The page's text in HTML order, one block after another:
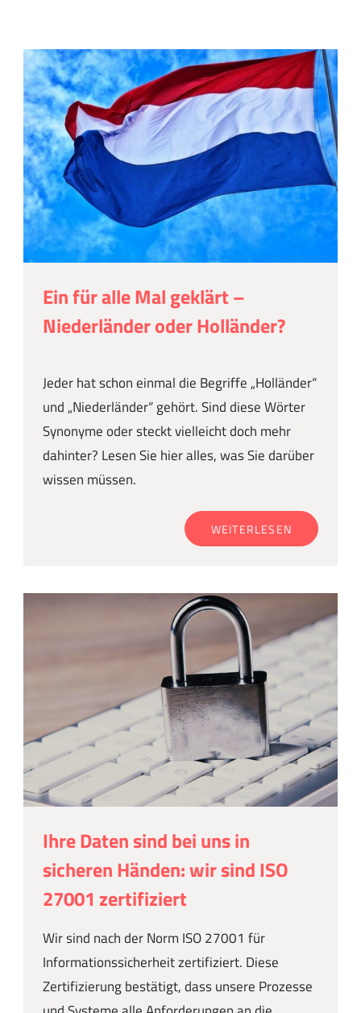
Ein für alle Mal geklärt –
Niederländer oder Holländer?
Jeder hat schon einmal die Begriffe „Holländer“
und „Niederländer“ gehört. Sind diese Wörter
Synonyme oder steckt vielleicht doch mehr
dahinter? Lesen Sie hier alles, was Sie darüber
wissen müssen.
WEITERLESEN
Ihre Daten sind bei uns in
sicheren Händen: wir sind ISO
27001 zertifiziert
Wir sind nach der Norm ISO 27001 für
Informationssicherheit zertifiziert. Diese
Zertifizierung bestätigt, dass unsere Prozesse